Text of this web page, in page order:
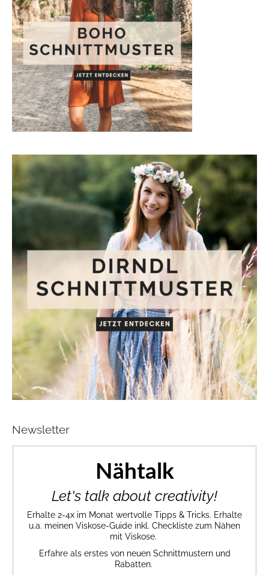
Newsletter
Nähtalk
Let's talk about creativity!
Erhalte 2-4x im Monat wertvolle Tipps & Tricks. Erhalte
u.a. meinen Viskose-Guide inkl. Checkliste zum Nähen
mit Viskose.
Erfahre als erstes von neuen Schnittmustern und
Rabatten.